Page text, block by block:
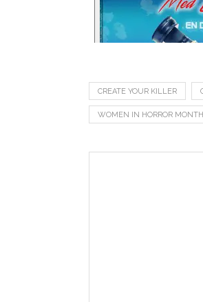
CREATE YOUR KILLER
WOMEN IN HORROR MONTH